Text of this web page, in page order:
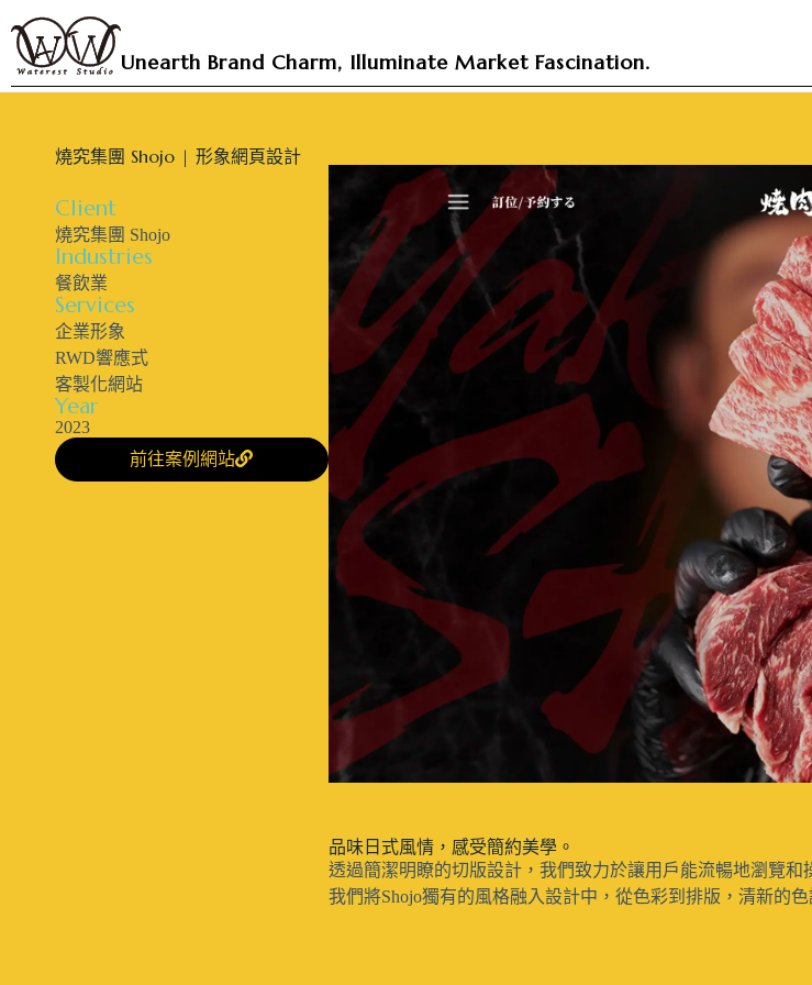
跳
至
主
Unearth Brand Charm, Illuminate Market Fascination.
燒究集團 Shojo | 形象網頁設計
Client
燒究集團 Shojo
Industries
餐飲業
Services
企業形象
RWD響應式
客製化網站
Year
2023
前往案例網站
品味日式風情，感受簡約美學。
透過簡潔明瞭的切版設計，我們致力於讓用戶能流暢地瀏覽
我們將Shojo獨有的風格融入設計中，從色彩到排版，清新的